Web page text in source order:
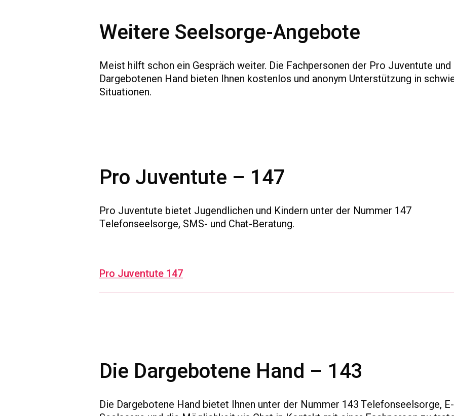
Weitere Seelsorge-Angebote
Meist hilft schon ein Gespräch weiter. Die Fachpersonen der Pro Juventute und
Dargebotenen Hand bieten Ihnen kostenlos und anonym Unterstützung in
Situationen.
Pro Juventute – 147
Pro Juventute bietet Jugendlichen und Kindern unter der Nummer 147
Telefonseelsorge, SMS- und Chat-Beratung.
Pro Juventute 147
Die Dargebotene Hand – 143
Die Dargebotene Hand bietet Ihnen unter der Nummer 143 Telefonseelsorge,